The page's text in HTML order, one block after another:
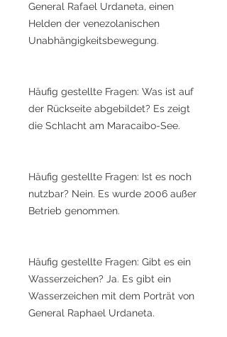
General Rafael Urdaneta, einen
Helden der venezolanischen
Unabhängigkeitsbewegung.
Häufig gestellte Fragen: Was ist auf
der Rückseite abgebildet? Es zeigt
die Schlacht am Maracaibo-See.
Häufig gestellte Fragen: Ist es noch
nutzbar? Nein. Es wurde 2006 außer
Betrieb genommen.
Häufig gestellte Fragen: Gibt es ein
Wasserzeichen? Ja. Es gibt ein
Wasserzeichen mit dem Porträt von
General Raphael Urdaneta.